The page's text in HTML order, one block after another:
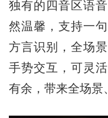
独有的四音区语
然温馨，支持一
方言识别，全场
手势交互，可灵
有余，带来全场景